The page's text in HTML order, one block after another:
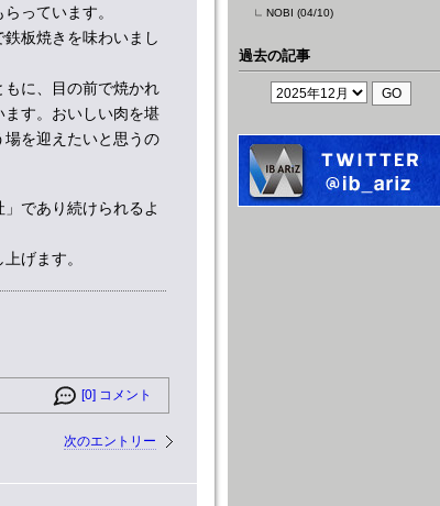
っています。
板焼きを味わいまし
もに、目の前で焼かれ
す。おいしい肉を堪
を迎えたいと思うの
であり続けられるよ
げます。
[0] コメント
次のエントリー
NOBI (04/10)
過去の記事